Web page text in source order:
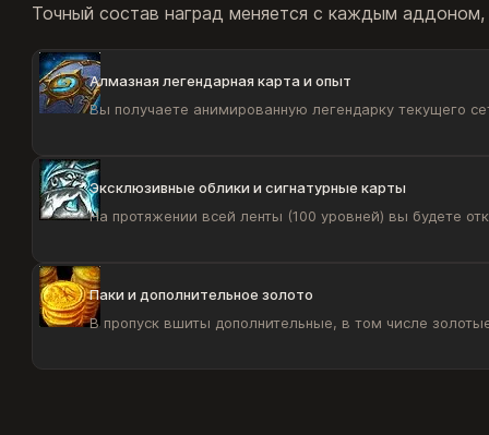
Точный состав наград меняется с каждым аддоном,
Алмазная легендарная карта и опыт
Вы получаете анимированную легендарку текущего
Эксклюзивные облики и сигнатурные карты
На протяжении всей ленты (100 уровней) вы будете
Паки и дополнительное золото
В пропуск вшиты дополнительные, в том числе